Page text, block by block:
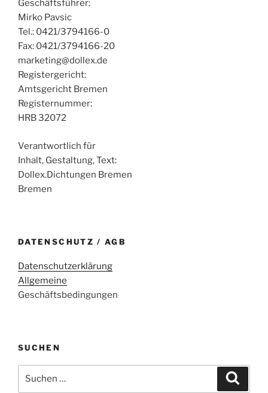
Geschäftsführer:
Mirko Pavsic
Tel.: 0421/3794166-0
Fax: 0421/3794166-20
marketing@dollex.de
Registergericht:
Amtsgericht Bremen
Registernummer:
HRB 32072
Verantwortlich für
Inhalt, Gestaltung, Text:
Dollex.Dichtungen Bremen
Bremen
DATENSCHUTZ / AGB
Datenschutzerklärung
Allgemeine
Geschäftsbedingungen
SUCHEN
nach: